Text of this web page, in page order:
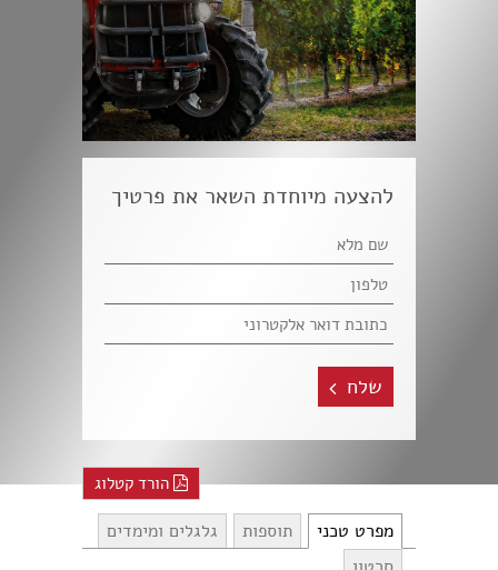
להצעה מיוחדת השאר את פרטיך
שלח
מפרט טכני תוספות
גלגלים ומימדים
הורד קטלוג